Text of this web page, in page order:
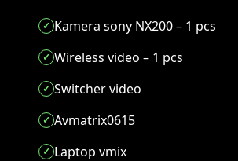
Kamera sony NX200 – 1 pcs
Wireless video – 1 pcs
Switcher video
Avmatrix0615
Laptop vmix